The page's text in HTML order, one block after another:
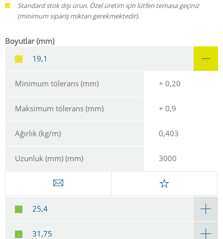
Standard stok dışı ürün. Özel üretim için lütfen temasa geçiniz
(minimum sipariş miktarı gerekmektedir).
Boyutlar (mm)
19,1
Minimum tölerans (mm) + 0,20
Maksimum tölerans (mm) + 0,9
Ağırlık (kg/m) 0,403
Uzunluk (mm) (mm) 3000
25,4
31,75